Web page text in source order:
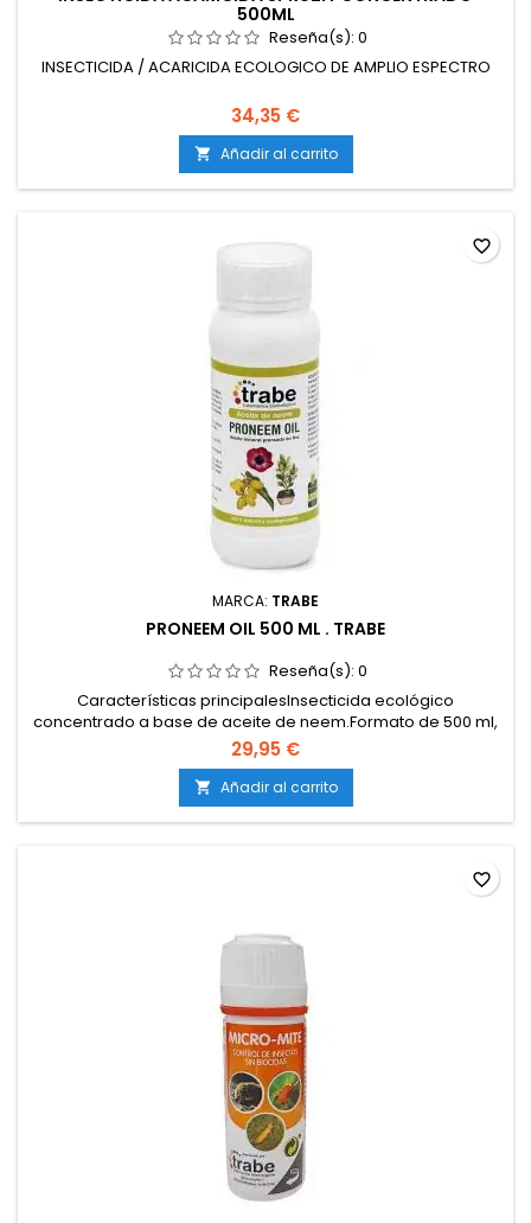
500ML
Reseña(s): 0
INSECTICIDA / ACARICIDA ECOLOGICO DE AMPLIO ESPECTRO
34,35 €
 Añadir al carrito
MARCA: TRABE
PRONEEM OIL 500 ML . TRABE
Reseña(s): 0
Características principalesInsecticida ecológico
concentrado a base de aceite de neem.Formato de 500 ml,
ideal para cultivos medianos y grandes.Controla plagas
comunes: trips, mosca blanca, pulgones, cochinillas y
ácaros.Efecto repelente, antialimentario y regulador del
crecimiento.Producto natural y biodegradable, sin residuos
químicos....
29,95 €
 Añadir al carrito
favorite_border
favorite_border